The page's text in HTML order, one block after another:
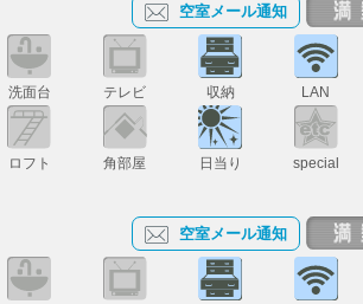
空室メール通知
洗面台 テレビ 収納 LAN
ロフト 角部屋 日当り special
空室メール通知